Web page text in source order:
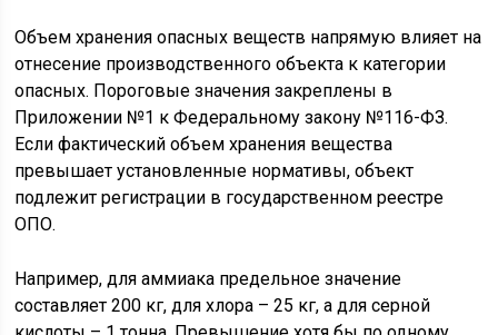
Объем хранения опасных веществ напрямую влияет на
отнесение производственного объекта к категории
опасных. Пороговые значения закреплены в
Приложении №1 к Федеральному закону №116-ФЗ.
Если фактический объем хранения вещества
превышает установленные нормативы, объект
подлежит регистрации в государственном реестре
ОПО.
Например, для аммиака предельное значение
составляет 200 кг, для хлора – 25 кг, а для серной